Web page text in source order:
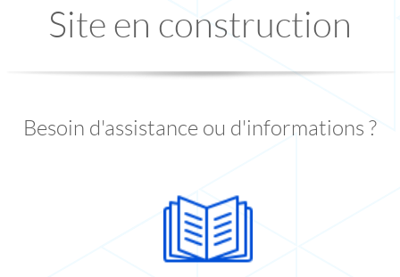
Site en construction
Besoin d'assistance ou d'informations ?